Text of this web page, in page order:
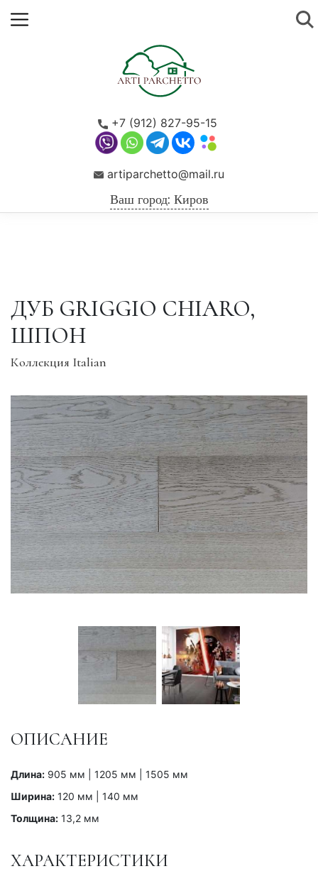
+7 (912) 827-95-15
artiparchetto@mail.ru
Ваш город: Киров
ДУБ GRIGGIO CHIARO,
ШПОН
Коллекция Italian
ОПИСАНИЕ
Длина: 905 мм | 1205 мм | 1505 мм
Ширина: 120 мм | 140 мм
Толщина: 13,2 мм
ХАРАКТЕРИСТИКИ